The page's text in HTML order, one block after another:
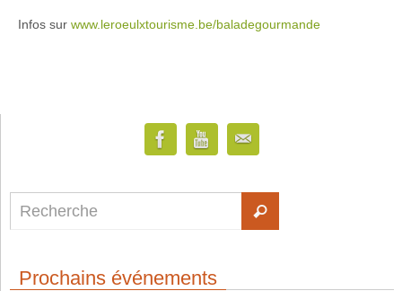
Infos sur www.leroeulxtourisme.be/baladegourmande
Prochains événements